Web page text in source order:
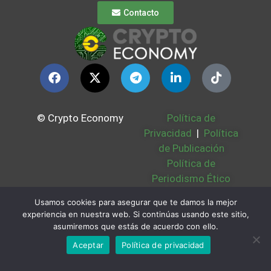
Contacto
© Crypto Economy
Política de
Privacidad | Política
de Publicación
Política de
Periodismo Ético
Bases Legales |
Partners | Sobre
Nosotros
Usamos cookies para asegurar que te damos la mejor
experiencia en nuestra web. Si continúas usando este sitio,
asumiremos que estás de acuerdo con ello.
Aceptar
Política de privacidad